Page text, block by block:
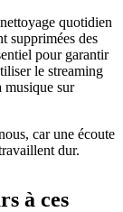
quotidien
supprimées des
pour garantir
le streaming
musique sur
car une écoute
dur.
à ces